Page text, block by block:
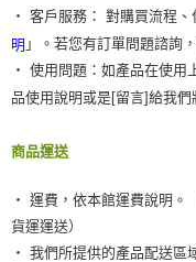
‧ 客戶服務： 對購買流程、
明 」。若您有訂單問題諮詢
‧ 使用問題：如產品在使用
品使用說明或是[留言]給我們
商品運送
‧ 運費，依本館運費說明。
貨運運送）
‧ 我們所提供的產品配送區